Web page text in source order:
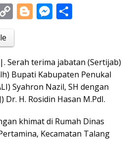
C
o
p
y
Li
n
k
Bl
g
er
M
e
n
g
er
e
Serah terima jabatan (Sertijab)
Bupati Kabupaten Penukal
Syahron Nazil, SH dengan
Dr. H. Rosidin Hasan M.PdI.
khimat di Rumah Dinas
Kecamatan Talang